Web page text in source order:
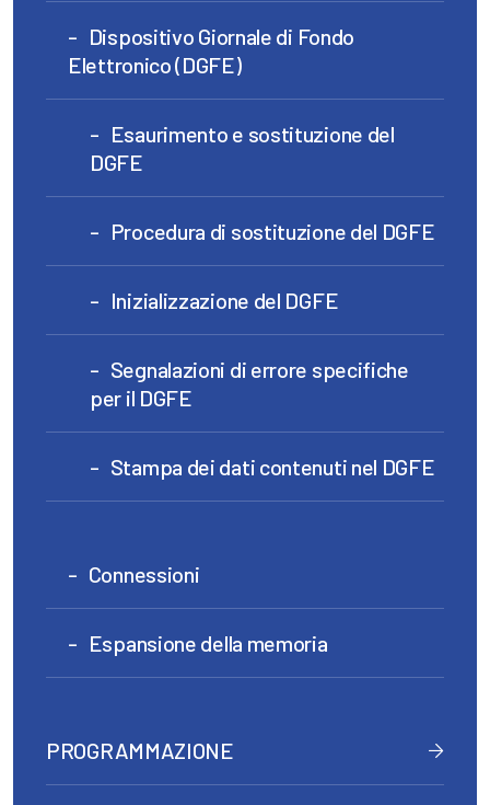
Dispositivo Giornale di Fondo
Elettronico (DGFE)
Esaurimento e sostituzione del
DGFE
Procedura di sostituzione del DGFE
Inizializzazione del DGFE
Segnalazioni di errore specifiche
per il DGFE
Stampa dei dati contenuti nel DGFE
Connessioni
Espansione della memoria
PROGRAMMAZIONE